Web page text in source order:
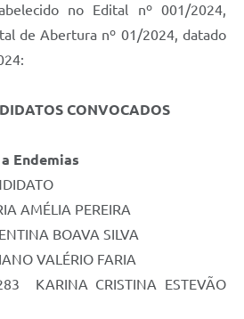
no Edital nº 001/2024,
de Abertura nº 01/2024, datado
CONVOCADOS
Endemias
AMÉLIA PEREIRA
BOAVA SILVA
VALÉRIO FARIA
CRISTINA ESTEVÃO